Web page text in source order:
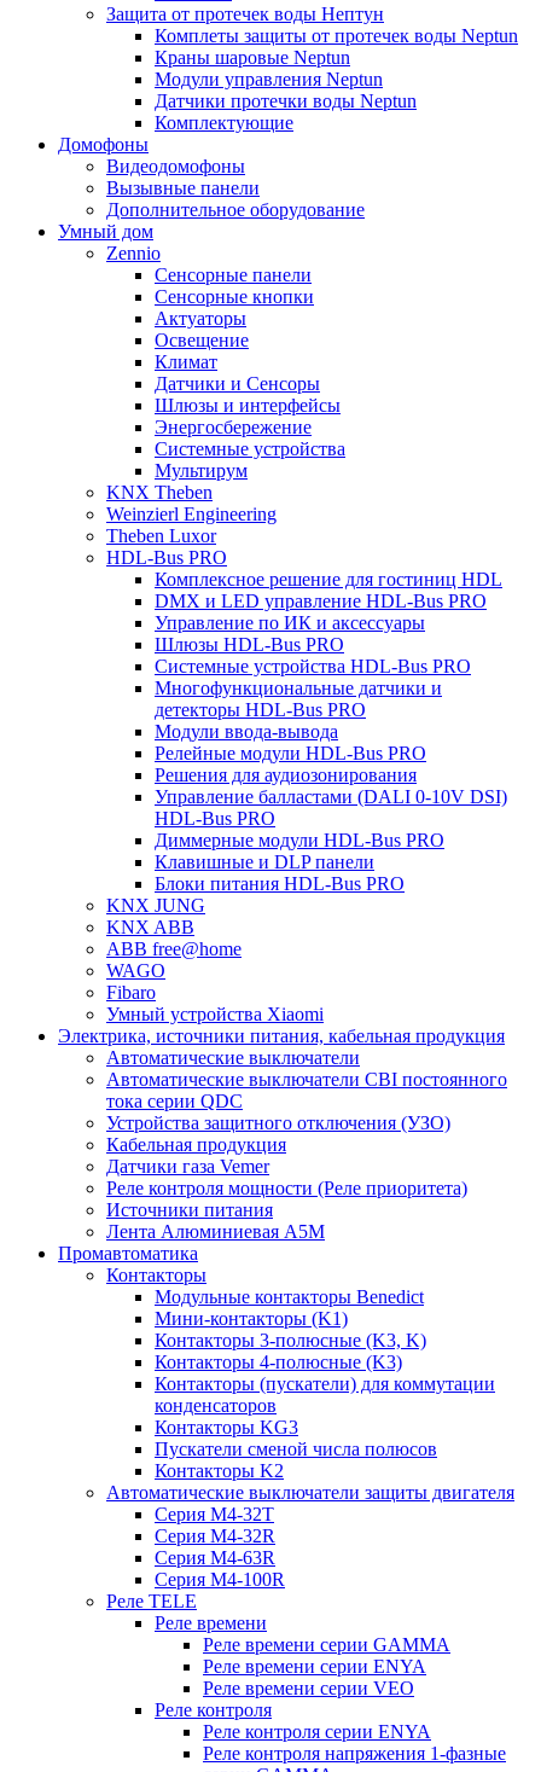
Защита от протечек воды Нептун
Комплеты защиты от протечек воды Neptun
Краны шаровые Neptun
Модули управления Neptun
Датчики протечки воды Neptun
Комплектующие
Домофоны
Видеодомофоны
Вызывные панели
Дополнительное оборудование
Умный дом
Zennio
Сенсорные панели
Сенсорные кнопки
Актуаторы
Освещение
Климат
Датчики и Сенсоры
Шлюзы и интерфейсы
Энергосбережение
Системные устройства
Мультирум
KNX Theben
Weinzierl Engineering
Theben Luxor
HDL-Bus PRO
Комплексное решение для гостиниц HDL
DMX и LED управление HDL-Bus PRO
Управление по ИК и аксессуары
Шлюзы HDL-Bus PRO
Системные устройства HDL-Bus PRO
Многофункциональные датчики и
детекторы HDL-Bus PRO
Модули ввода-вывода
Релейные модули HDL-Bus PRO
Решения для аудиозонирования
Управление балластами (DALI 0-10V DSI)
HDL-Bus PRO
Диммерные модули HDL-Bus PRO
Клавишные и DLP панели
Блоки питания HDL-Bus PRO
KNX JUNG
KNX ABB
ABB free@home
WAGO
Fibaro
Умный устройства Xiaomi
Электрика, источники питания, кабельная продукция
Автоматические выключатели
Автоматические выключатели CBI постоянного
тока серии QDC
Устройства защитного отключения (УЗО)
Кабельная продукция
Датчики газа Vemer
Реле контроля мощности (Реле приоритета)
Источники питания
Лента Алюминиевая А5М
Промавтоматика
Контакторы
Модульные контакторы Benedict
Мини-контакторы (K1)
Контакторы 3-полюсные (K3, K)
Контакторы 4-полюсные (K3)
Контакторы (пускатели) для коммутации
конденсаторов
Контакторы KG3
Пускатели сменой числа полюсов
Контакторы K2
Автоматические выключатели защиты двигателя
Серия M4-32T
Серия M4-32R
Серия M4-63R
Серия M4-100R
Реле TELE
Реле времени
Реле времени серии GAMMA
Реле времени серии ENYA
Реле времени серии VEO
Реле контроля
Реле контроля серии ENYA
Реле контроля напряжения 1-фазные